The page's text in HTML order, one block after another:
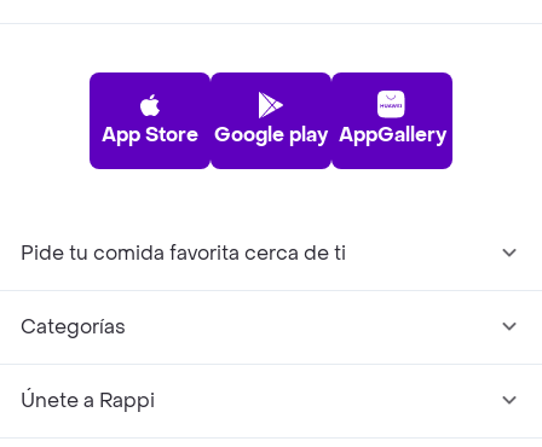
App Store Google play AppGallery
Pide tu comida favorita cerca de ti
Categorías
Únete a Rappi